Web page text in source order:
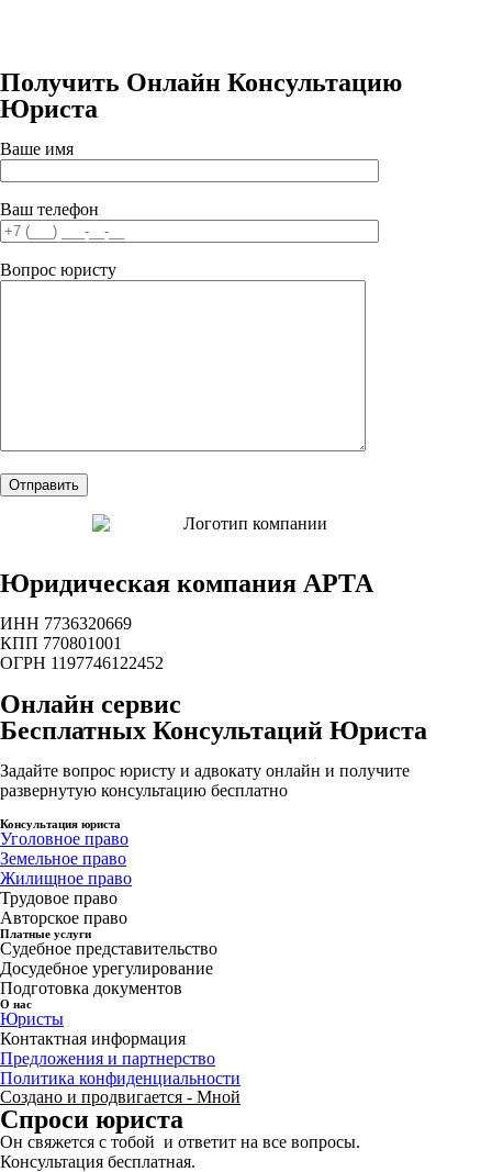
Получить Онлайн Консультацию
Юриста
Ваше имя
Ваш телефон
Вопрос юристу
Юридическая компания АРТА
ИНН 7736320669
КПП 770801001
ОГРН 1197746122452
Онлайн сервис
Бесплатных Консультаций Юриста
Задайте вопрос юристу и адвокату онлайн и получите
развернутую консультацию бесплатно
Консультация юриста
Уголовное право
Земельное право
Жилищное право
Трудовое право
Авторское право
Платные услуги
Судебное представительство
Досудебное урегулирование
Подготовка документов
О нас
Юристы
Контактная информация
Предложения и партнерство
Политика конфиденциальности
Создано и продвигается - Мной
Спроси юриста
Он свяжется с тобой и ответит на все вопросы.
Консультация бесплатная.